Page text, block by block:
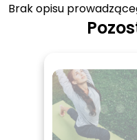
Brak opisu